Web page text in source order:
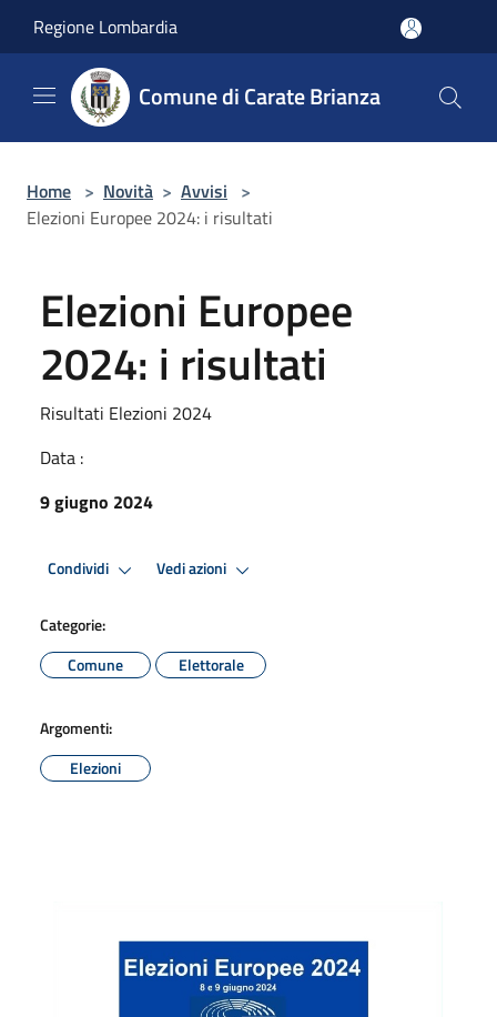
Regione Lombardia
Comune di Carate Brianza
Home > Novità > Avvisi >
Elezioni Europee 2024: i risultati
Elezioni Europee
2024: i risultati
Risultati Elezioni 2024
Data :
9 giugno 2024
Condividi Vedi azioni
Categorie:
Comune
Elettorale
Argomenti:
Elezioni